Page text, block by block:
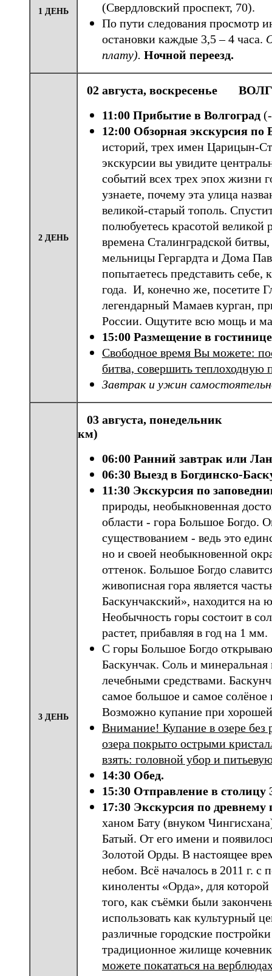
1 ДЕНЬ
(Свердловский проспект, 70).
По пути следования просмотр
остановки каждые 3,5 – 4 часа.
плату). Ночной переезд.
2 ДЕНЬ
02 августа, воскресенье
11:00 Прибытие в Волгоград
12:00 Обзорная экскурсия по
историй, трех имен Царицын-
экскурсии вы увидите
событий всех трех эпох жизни
узнаете, почему эта улица
великой-старый тополь.
полюбуетесь красотой великой
времена Сталинградской
мельницы Гергардта и Дома
попытаетесь представить
года. И, конечно же, посетите
легендарный Мамаев курган,
России. Ощутите всю мощь и
15:00 Размещение в
Свободное время Вы можете:
битва, совершить теплоходную
Завтрак и ужин
3 ДЕНЬ
03 августа,
км)
06:00 Ранний завтрак или
06:30 Выезд в Богдинско-
11:30 Экскурсия по
природы, необыкновенная
области - гора Большое Богдо.
существованием - ведь это
но и своей необыкновенной
оттенок. Большое Богдо
живописная гора является
Баскунчакский», находится на
Необычность горы состоит в
растет, прибавляя в год на 1 мм.
С горы Большое Богдо
Баскунчак. Соль и
лечебными средствами.
самое большое и самое солёное
Возможно купание при
Внимание! Купание в озере
озера покрыто острыми
взять: головной убор и
14:30 Обед.
15:30 Отправление в
17:30 Экскурсия по древнему
ханом Бату (внуком
Батый. От его имени и
Золотой Орды. В настоящее
небом. Всё началось в 2011 г. с
киноленты «Орда», для которой
того, как съёмки были
использовать как культурный
различные городские
традиционное жилище
можете покататься на